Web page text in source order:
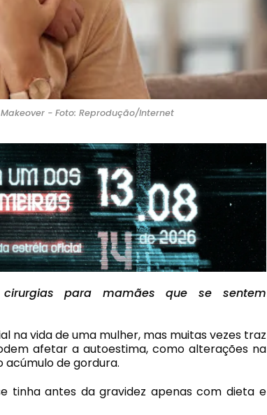
- Foto: Reprodução/Internet
para mamães que se sentem
na vida de uma mulher, mas muitas vezes traz
afetar a autoestima, como alterações na
acúmulo de gordura.
tinha antes da gravidez apenas com dieta e